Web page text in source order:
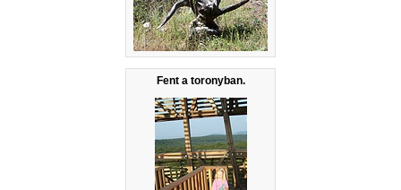
Fent a toronyban.